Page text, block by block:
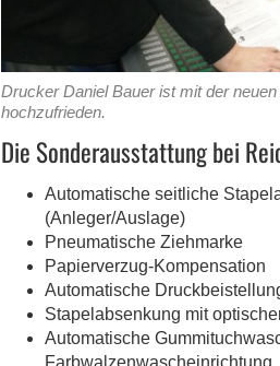
Drucker Daniel Bauer ist mit der
hochzufrieden.
Die Sonderausstattung bei
Automatische seitliche
(Anleger/Auslage)
Pneumatische Ziehmarke
Papierverzug-Kompensation
Automatische
Stapelabsenkung mit
Automatische
Farbwalzenwascheinrichtung